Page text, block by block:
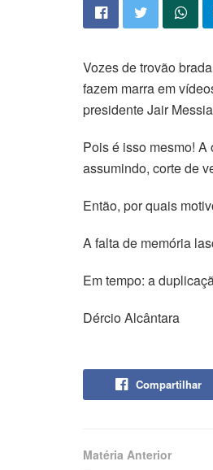
Vozes de trovão
fazem marra em
presidente Jair
Pois é isso mesmo!
assumindo, corte de
Então, por quais
A falta de memória
Em tempo: a
Dércio Alcântara
Compartilhar
Matéria Anterior